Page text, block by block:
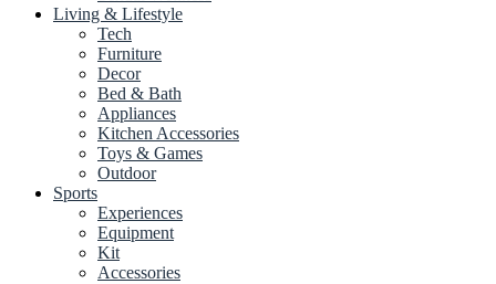
Living & Lifestyle
Tech
Furniture
Decor
Bed & Bath
Appliances
Kitchen Accessories
Toys & Games
Outdoor
Sports
Experiences
Equipment
Kit
Accessories